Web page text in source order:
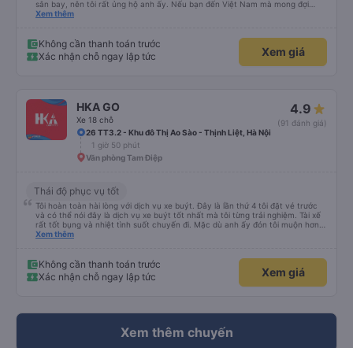
sân bay, nên tôi rất ủng hộ anh ấy. Nếu bạn đến Việt Nam mà mong đợi
người ta lái xe như ở châu Âu, thì hãy đến nơi khác.
Xem thêm
Không cần thanh toán trước
Xác nhận chỗ ngay lập tức
Xem giá
HKA GO
Xe 18 chỗ
4.9
(91 đánh giá)
26 TT3.2 - Khu đô Thị Ao Sào - Thịnh Liệt, Hà Nội
1 giờ 50 phút
Văn phòng Tam Điệp
Thái độ phục vụ tốt
Tôi hoàn toàn hài lòng với dịch vụ xe buýt. Đây là lần thứ 4 tôi đặt vé trước
và có thể nói đây là dịch vụ xe buýt tốt nhất mà tôi từng trải nghiệm. Tài xế
rất tốt bụng và nhiệt tình suốt chuyến đi. Mặc dù anh ấy đón tôi muộn hơn
giờ hẹn một chút, nhưng anh ấy đã ngay lập tức xin lỗi vì tình trạng tắc
thông ở Hà Nội và Ninh Bình. Cảm ơn xe buýt!
Xem thêm
Không cần thanh toán trước
Xác nhận chỗ ngay lập tức
Xem giá
Xem thêm chuyến